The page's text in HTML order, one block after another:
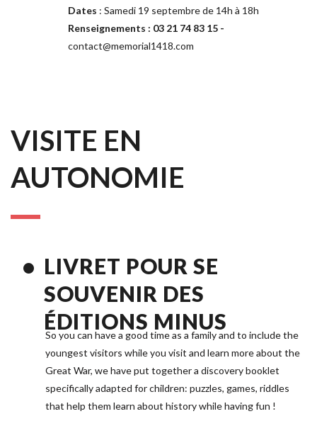
Dates : Samedi 19 septembre de 14h à 18h
contact@memorial1418.com
VISITE EN
AUTONOMIE
LIVRET POUR SE
SOUVENIR DES
ÉDITIONS MINUS
So you can have a good time as a family and to include the
youngest visitors while you visit and learn more about the
Great War, we have put together a discovery booklet
specifically adapted for children: puzzles, games, riddles
that help them learn about history while having fun !